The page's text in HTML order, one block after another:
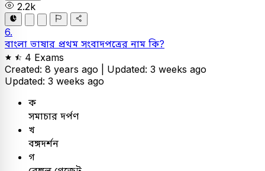
2.2k
6.
বাংলা ভাষার প্রথম সংবাদপত্রের নাম কি?
4 Exams
Created: 8 years ago | Updated: 3 weeks ago
Updated: 3 weeks ago
ক
সমাচার দর্পণ
খ
বঙ্গদর্শন
গ